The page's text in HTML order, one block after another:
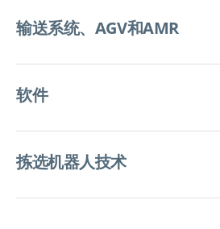
输送系统、AGV和AMR
软件
拣选机器人技术